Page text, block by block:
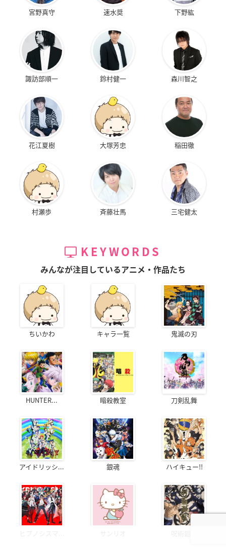
宮野真守 速水奨 下野紘
諏訪部順一 鈴村健一 森川智之
花江夏樹 大塚芳忠 稲田徹
村瀬歩 斉藤壮馬 三宅健太
KEYWORDS
みんなが注目しているアニメ・作品たち
ちいかわ キャラ一覧 鬼滅の刃
HUNTER... 暗殺教室 刀剣乱舞
アイドリッシ... 銀魂 ハイキュー!!